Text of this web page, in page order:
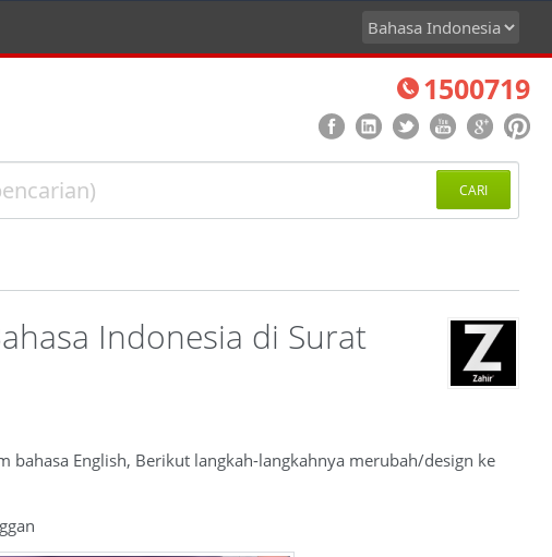
1500719
CARI
Indonesia di Surat
bahasa English, Berikut langkah-langkahnya merubah/design ke